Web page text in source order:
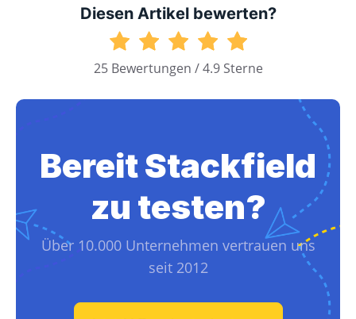
Diesen Artikel bewerten?
25 Bewertungen / 4.9 Sterne
Bereit Stackfield
zu testen?
Über 10.000 Unternehmen vertrauen uns
seit 2012